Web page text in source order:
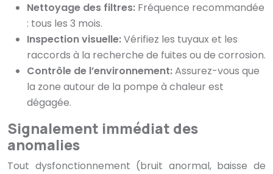
Nettoyage des filtres: Fréquence recommandée
: tous les 3 mois.
Inspection visuelle:Vérifiez les tuyaux et les
raccords à la recherche de fuites ou de corrosion.
Contrôle de l’environnement:Assurez-vous que
la zone autour de la pompe à chaleur est
dégagée.
Signalement immédiat des
anomalies
Tout dysfonctionnement (bruit anormal, baisse de